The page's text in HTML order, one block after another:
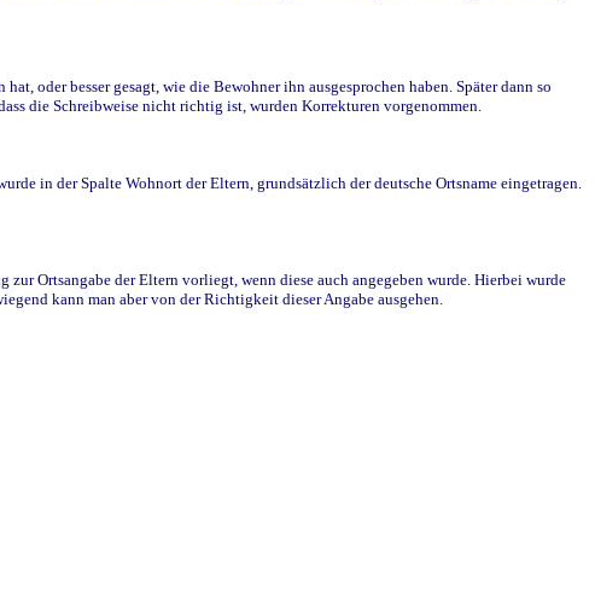
oder besser gesagt, wie die Bewohner ihn ausgesprochen haben. Später dann so
die Schreibweise nicht richtig ist, wurden Korrekturen vorgenommen.
in der Spalte Wohnort der Eltern, grundsätzlich der deutsche Ortsname eingetragen.
Ortsangabe der Eltern vorliegt, wenn diese auch angegeben wurde. Hierbei wurde
kann man aber von der Richtigkeit dieser Angabe ausgehen.